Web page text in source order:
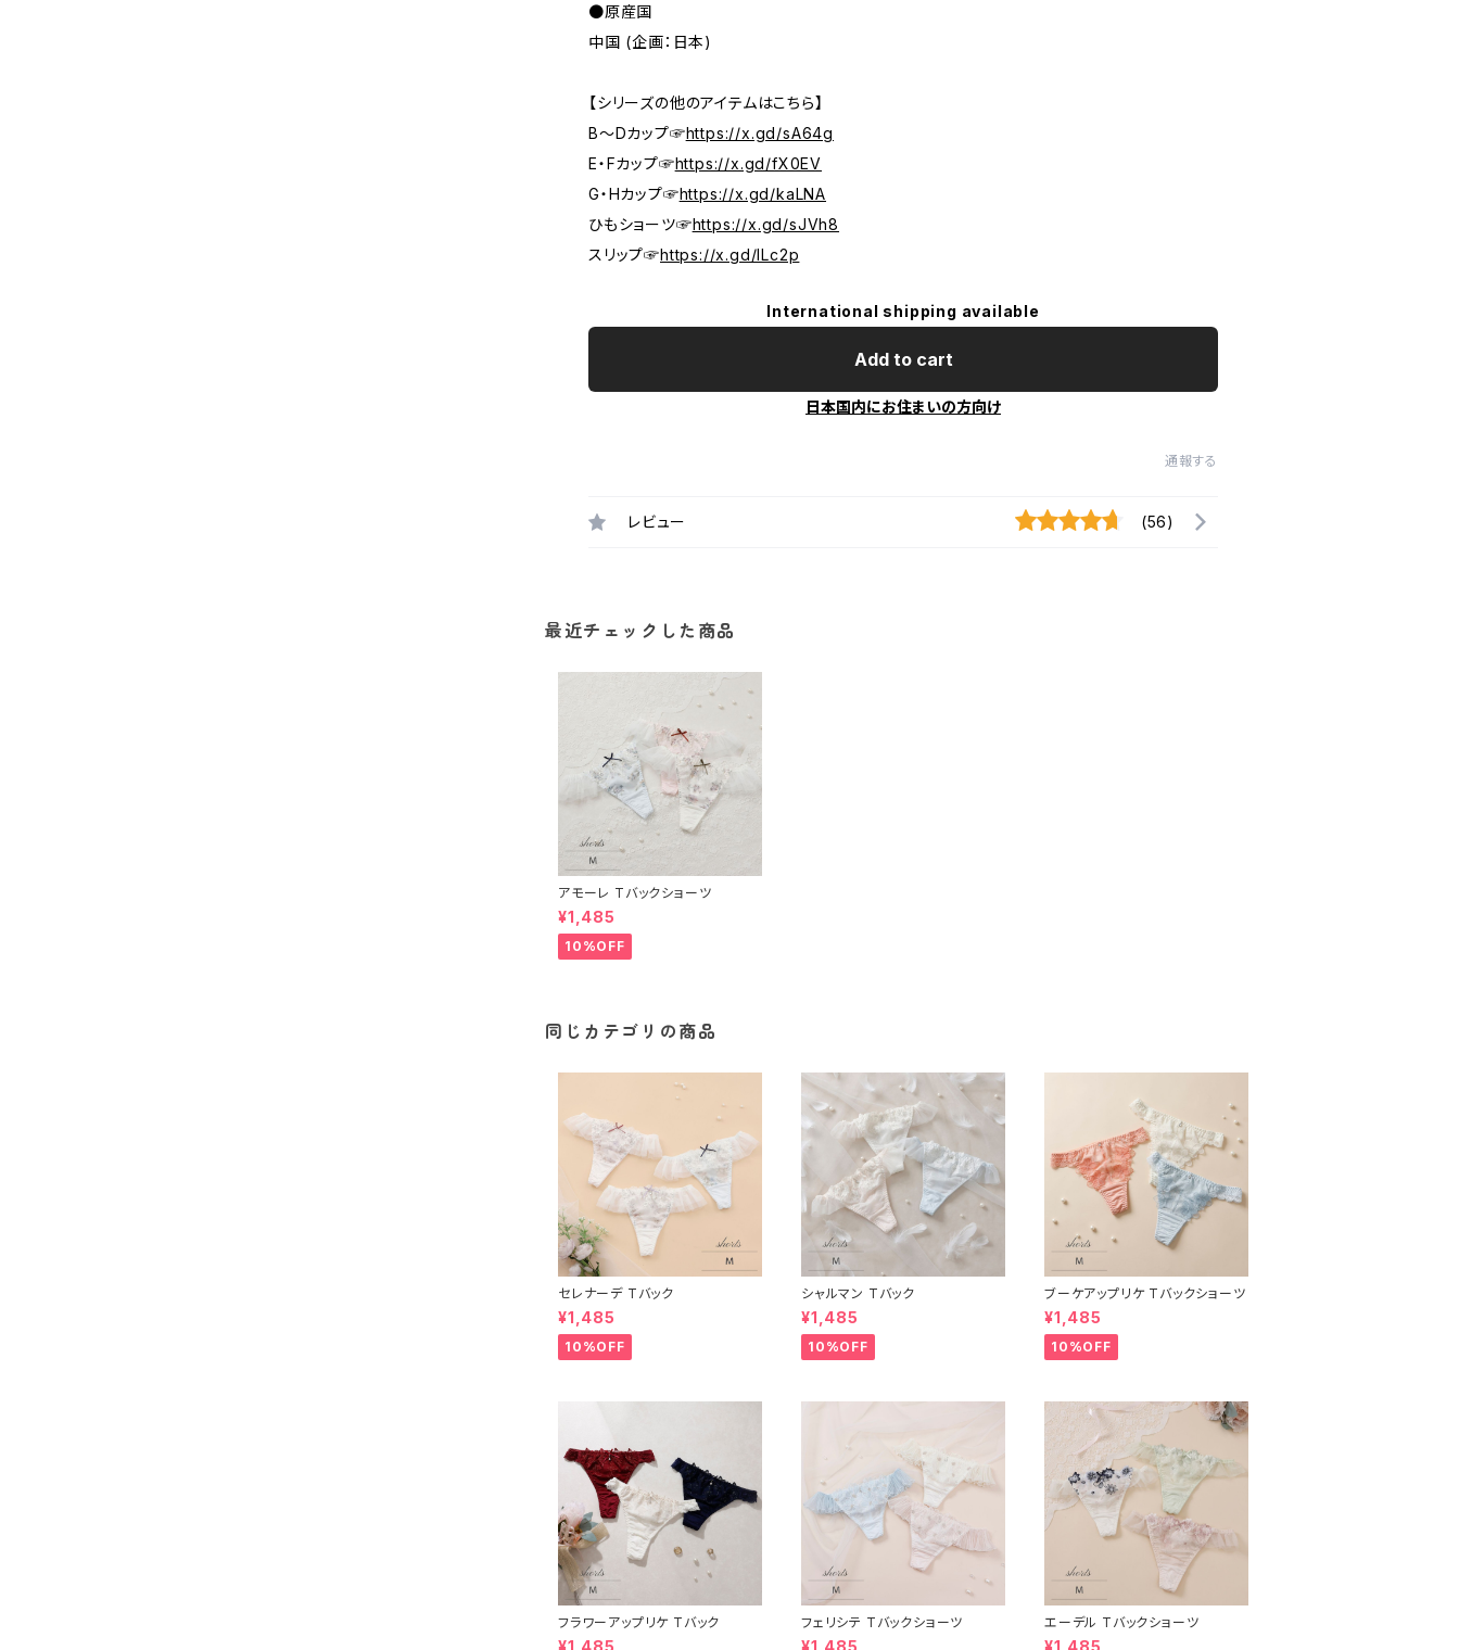
●原産国
中国 (企画：日本)
【シリーズの他のアイテムはこちら】
B～Dカップ☞https://x.gd/sA64g
E・Fカップ☞https://x.gd/fX0EV
G・Hカップ☞https://x.gd/kaLNA
ひもショーツ☞https://x.gd/sJVh8
スリップ☞https://x.gd/ILc2p
International shipping available
Add to cart
日本国内にお住まいの方向け
通報する
レビュー (56)
最近チェックした商品
アモーレ Tバックショーツ
¥1,485
10%OFF
同じカテゴリの商品
セレナーデ Tバック
¥1,485
10%OFF
シャルマン Tバック
¥1,485
10%OFF
ブーケアップリケ Tバックショーツ
¥1,485
10%OFF
フラワーアップリケ Tバック
¥1,485
フェリシテ Tバックショーツ
¥1,485
エーデル Tバックショーツ
¥1,485